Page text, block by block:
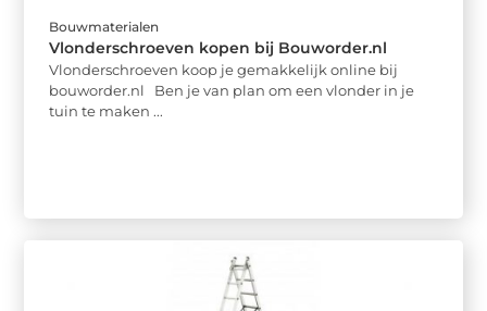
Bouwmaterialen
Vlonderschroeven kopen bij Bouworder.nl
Vlonderschroeven koop je gemakkelijk online bij
bouworder.nl Ben je van plan om een vlonder in je
tuin te maken ...